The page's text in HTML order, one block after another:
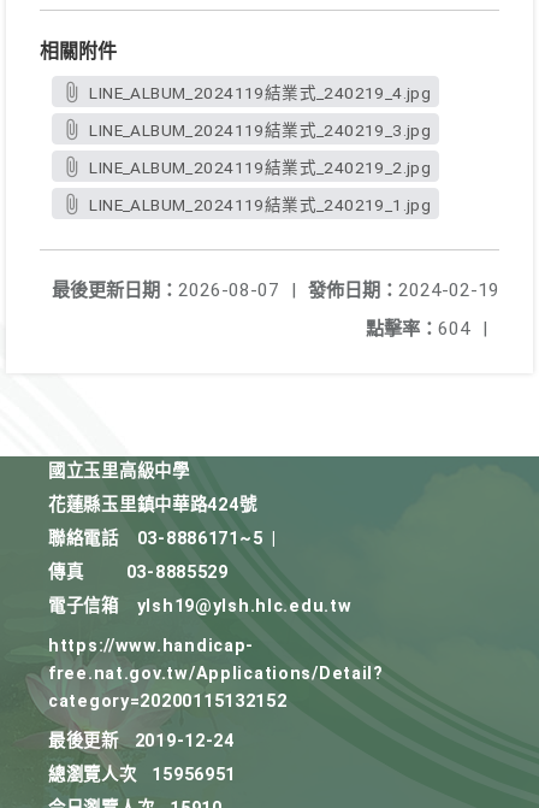
相關附件
LINE_ALBUM_2024119結業式_240219_4.jpg
LINE_ALBUM_2024119結業式_240219_3.jpg
LINE_ALBUM_2024119結業式_240219_2.jpg
LINE_ALBUM_2024119結業式_240219_1.jpg
發佈日期： 2024-02-19
最後更新日期： 2026-08-07
|
點擊率： 604 |
國立玉里高級中學
花蓮縣玉里鎮中華路424號
聯絡電話
03-8886171~5
傳真
03-8885529
電子信箱
ylsh19@ylsh.hlc.edu.tw
https://www.handicap-
free.nat.gov.tw/Applications/Detail?
category=20200115132152
最後更新
2019-12-24
總瀏覽人次
15956951